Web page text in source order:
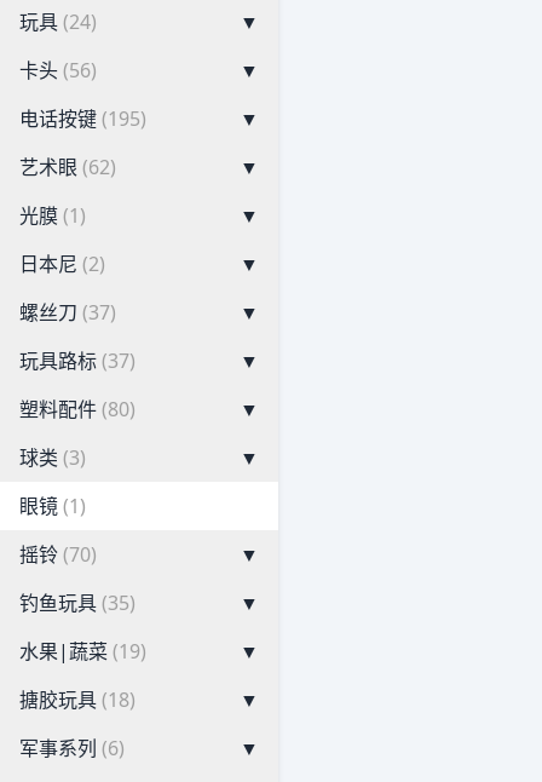
玩具(24)
▼
卡头(56)
▼
电话按键(195)
▼
艺术眼 (62)
▼
光膜(1)
▼
日本尼 (2)
▼
螺丝刀 (37)
▼
玩具路标(37)
▼
塑料配件(80)
▼
球类 (3)
▼
眼镜(1)
摇铃(70)
▼
钓鱼玩具(35)
▼
水果|蔬菜(19)
▼
搪胶玩具(18)
▼
军事系列 (6)
▼